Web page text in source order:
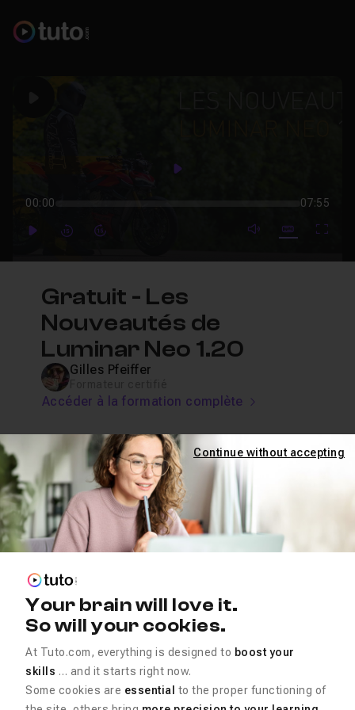
Play
00:00 07:55
PlayForwardForward mute video
Subtitles
Gratuit - Les
Nouveautés de
Luminar Neo 1.20
Gilles Pfeiffer
Accéder à la formation complète